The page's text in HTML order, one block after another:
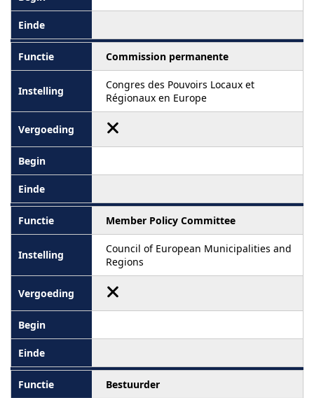
Commission permanente
Congres des Pouvoirs Locaux et
Régionaux en Europe
Member Policy Committee
Council of European Municipalities and
Regions
Bestuurder